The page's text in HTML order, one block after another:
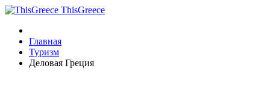
ThisGreece
Главная
Туризм
Деловая Греция